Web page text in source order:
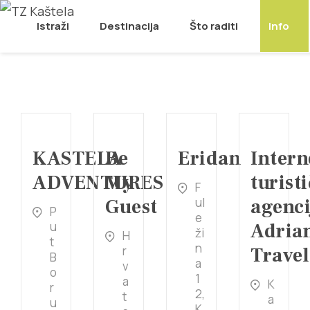
Istraži Destinacija Što raditi Info
Turističke agencije
KASTELA
ADVENTURES
P
u
t
B
o
r
u
Be
My
Guest
H
r
v
a
t
Eridan
F
ul
e
ži
n
a
1
2,
Travel
K
a